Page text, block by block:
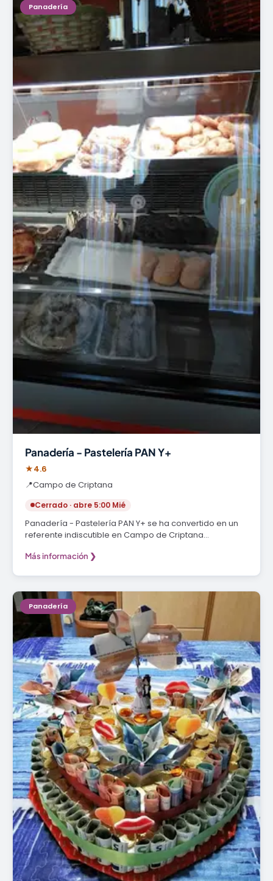
Panadería
Panadería - Pastelería PAN Y+
★4.6
📍Campo de Criptana
Cerrado · abre 5:00 Mié
Panadería - Pastelería PAN Y+ se ha convertido en un
referente indiscutible en Campo de Criptana…
Más información ❯
Panadería